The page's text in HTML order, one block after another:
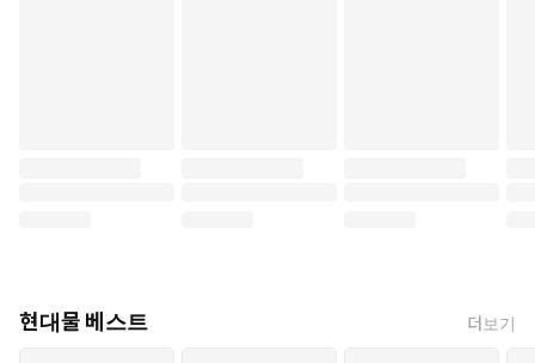
현대물 베스트 더보기